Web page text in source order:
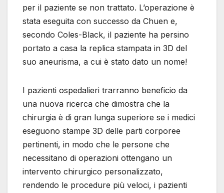
per il paziente se non trattato. L’operazione è
stata eseguita con successo da Chuen e,
secondo Coles-Black, il paziente ha persino
portato a casa la replica stampata in 3D del
suo aneurisma, a cui è stato dato un nome!
I pazienti ospedalieri trarranno beneficio da
una nuova ricerca che dimostra che la
chirurgia è di gran lunga superiore se i medici
eseguono stampe 3D delle parti corporee
pertinenti, in modo che le persone che
necessitano di operazioni ottengano un
intervento chirurgico personalizzato,
rendendo le procedure più veloci, i pazienti